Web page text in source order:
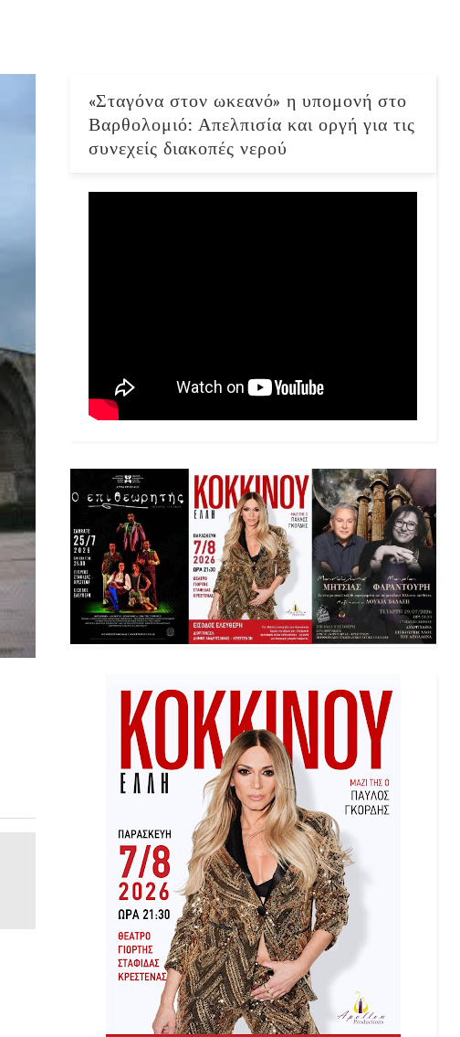
«Σταγόνα στον ωκεανό» η υπομονή στο
Βαρθολομιό: Απελπισία και οργή για τις
συνεχείς διακοπές νερού